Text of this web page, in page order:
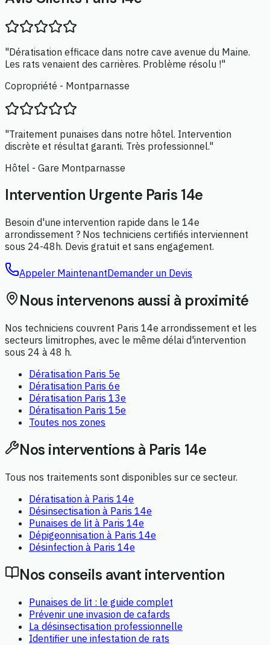
"Dératisation efficace dans notre cave avenue du Maine.
Les rats venaient des carrières. Problème résolu !"
Copropriété - Montparnasse
"Traitement punaises dans notre hôtel. Intervention
discrète et résultat garanti. Très professionnel."
Hôtel - Gare Montparnasse
Intervention Urgente Paris 14e
Besoin d'une intervention rapide dans le 14e
arrondissement ? Nos techniciens certifiés interviennent
sous 24-48h. Devis gratuit et sans engagement.
Appeler MaintenantDemander un Devis
Nous intervenons aussi à proximité
Nos techniciens couvrent Paris 14e arrondissement et les
secteurs limitrophes, avec le même délai d'intervention
sous 24 à 48 h.
Dératisation Paris 5e
Dératisation Paris 6e
Dératisation Paris 13e
Dératisation Paris 15e
Toutes nos zones
Nos interventions à Paris 14e
Tous nos traitements sont disponibles sur ce secteur.
Dératisation à Paris 14e
Désinsectisation à Paris 14e
Punaises de lit à Paris 14e
Dépigeonnisation à Paris 14e
Désinfection à Paris 14e
Nos conseils avant intervention
Punaises de lit : le guide complet
Prévenir une invasion de cafards
La désinsectisation professionnelle
Identifier une infestation de rats